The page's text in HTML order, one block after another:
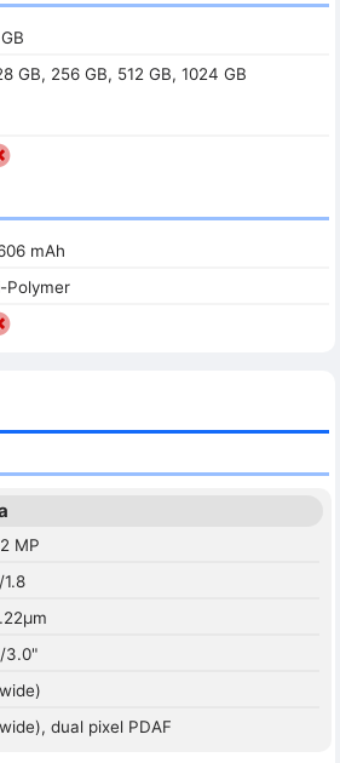
GB, 256 GB, 512 GB, 1024 GB
mAh
Polymer
MP
3.0"
dual pixel PDAF